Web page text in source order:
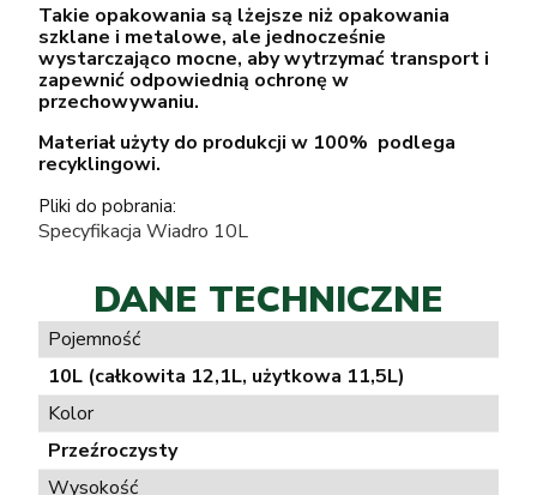
Takie opakowania są lżejsze niż opakowania
szklane i metalowe, ale jednocześnie
wystarczająco mocne, aby wytrzymać transport i
zapewnić odpowiednią ochronę w
przechowywaniu.
Materiał użyty do produkcji w 100% podlega
recyklingowi.
Pliki do pobrania:
Specyfikacja Wiadro 10L
DANE TECHNICZNE
Pojemność
10L (całkowita 12,1L, użytkowa 11,5L)
Kolor
Przeźroczysty
Wysokość